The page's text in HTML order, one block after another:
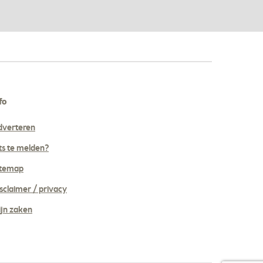
te melden?
/ privacy
zaken